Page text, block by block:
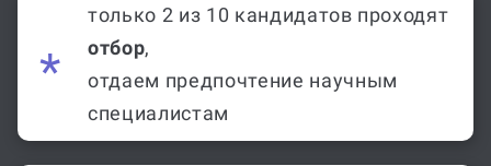
только 2 из 10 кандидатов проходят
отбор,
отдаем предпочтение научным
специалистам